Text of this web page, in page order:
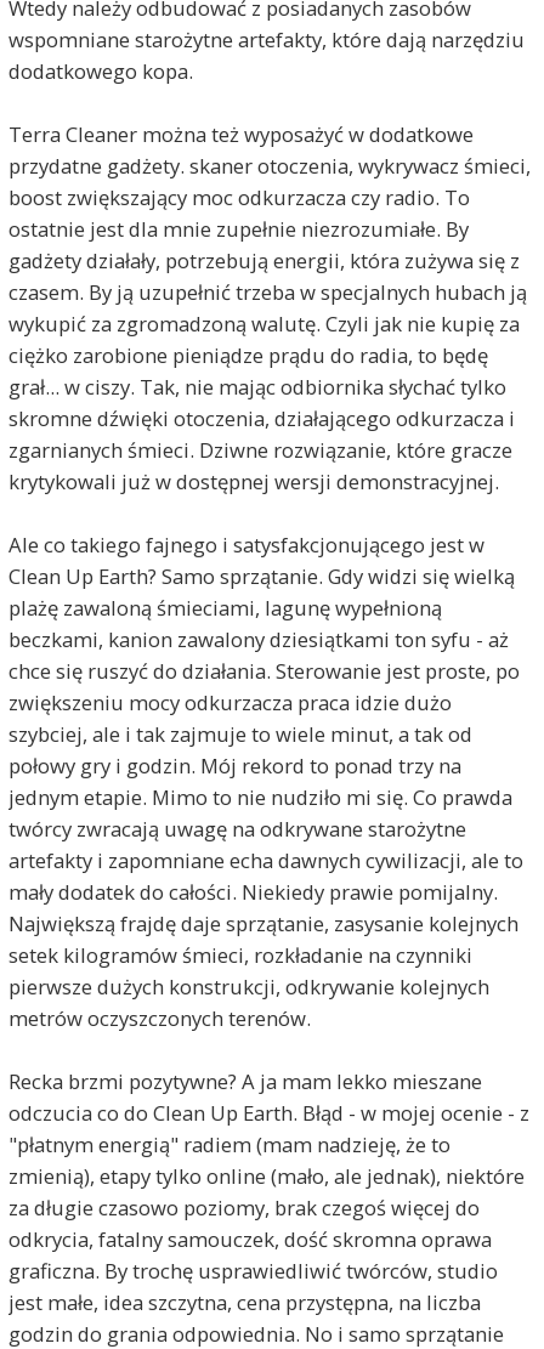
Wtedy należy odbudować z posiadanych zasobów
wspomniane starożytne artefakty, które dają narzędziu
dodatkowego kopa.
Terra Cleaner można też wyposażyć w dodatkowe
przydatne gadżety. skaner otoczenia, wykrywacz śmieci,
boost zwiększający moc odkurzacza czy radio. To
ostatnie jest dla mnie zupełnie niezrozumiałe. By
gadżety działały, potrzebują energii, która zużywa się z
czasem. By ją uzupełnić trzeba w specjalnych hubach ją
wykupić za zgromadzoną walutę. Czyli jak nie kupię za
ciężko zarobione pieniądze prądu do radia, to będę
grał... w ciszy. Tak, nie mając odbiornika słychać tylko
skromne dźwięki otoczenia, działającego odkurzacza i
zgarnianych śmieci. Dziwne rozwiązanie, które gracze
krytykowali już w dostępnej wersji demonstracyjnej.
Ale co takiego fajnego i satysfakcjonującego jest w
Clean Up Earth? Samo sprzątanie. Gdy widzi się wielką
plażę zawaloną śmieciami, lagunę wypełnioną
beczkami, kanion zawalony dziesiątkami ton syfu - aż
chce się ruszyć do działania. Sterowanie jest proste, po
zwiększeniu mocy odkurzacza praca idzie dużo
szybciej, ale i tak zajmuje to wiele minut, a tak od
połowy gry i godzin. Mój rekord to ponad trzy na
jednym etapie. Mimo to nie nudziło mi się. Co prawda
twórcy zwracają uwagę na odkrywane starożytne
artefakty i zapomniane echa dawnych cywilizacji, ale to
mały dodatek do całości. Niekiedy prawie pomijalny.
Największą frajdę daje sprzątanie, zasysanie kolejnych
setek kilogramów śmieci, rozkładanie na czynniki
pierwsze dużych konstrukcji, odkrywanie kolejnych
metrów oczyszczonych terenów.
Recka brzmi pozytywne? A ja mam lekko mieszane
odczucia co do Clean Up Earth. Błąd - w mojej ocenie - z
"płatnym energią" radiem (mam nadzieję, że to
zmienią), etapy tylko online (mało, ale jednak), niektóre
za długie czasowo poziomy, brak czegoś więcej do
odkrycia, fatalny samouczek, dość skromna oprawa
graficzna. By trochę usprawiedliwić twórców, studio
jest małe, idea szczytna, cena przystępna, na liczba
godzin do grania odpowiednia. No i samo sprzątanie